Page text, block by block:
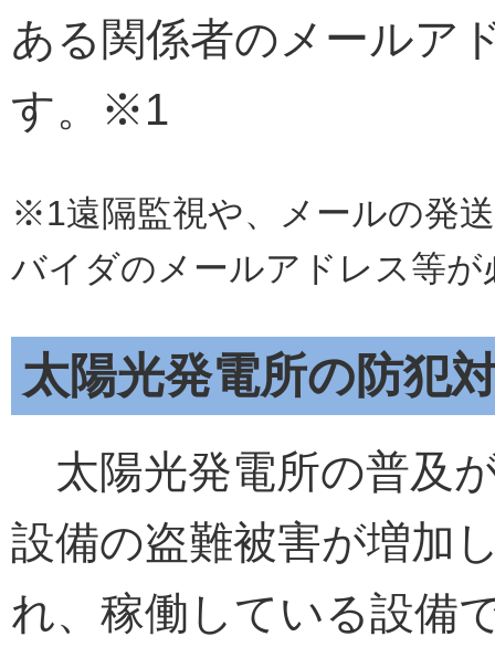
ある関係者のメールア
す。※1
※1遠隔監視や、メールの発
バイダのメールアドレス等
太陽光発電所の防犯
太陽光発電所の普及
設備の盗難被害が増加
れ、稼働している設備